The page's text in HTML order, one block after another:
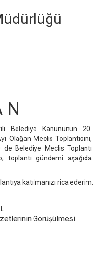
N
Belediye Kanununun 20.
Olağan Meclis Toplantısını,
Belediye Meclis Toplantı
toplantı gündemi aşağıda
katılmanızı rica ederim.
Görüşülmesi.